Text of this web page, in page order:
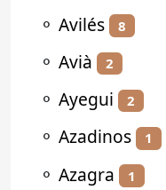
⚬ Avilés 8
⚬ Avià 2
⚬ Ayegui 2
⚬ Azadinos 1
⚬ Azagra 1